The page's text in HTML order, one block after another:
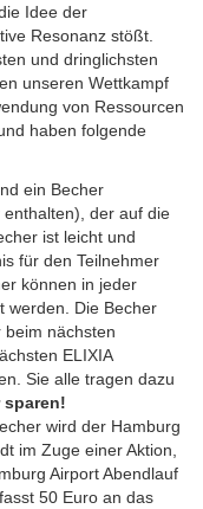
Idee der
Resonanz stößt.
und dringlichsten
unseren Wettkampf
von Ressourcen
haben folgende
ein Becher
der auf die
ist leicht und
für den Teilnehmer
können in jeder
werden. Die Becher
nächsten
ELIXIA
Sie alle tragen dazu
sparen!
wird der Hamburg
im Zuge einer Aktion,
Airport Abendlauf
50 Euro an das